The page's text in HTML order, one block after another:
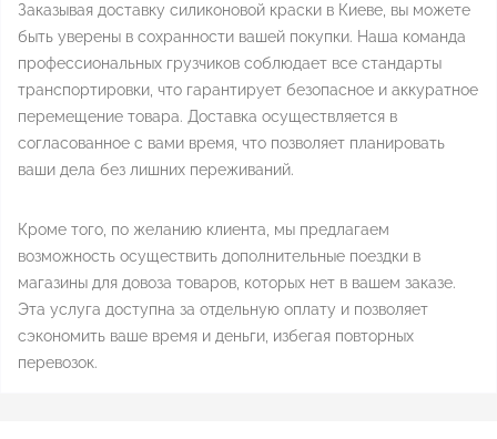
Заказывая доставку силиконовой краски в Киеве, вы можете
быть уверены в сохранности вашей покупки. Наша команда
профессиональных грузчиков соблюдает все стандарты
транспортировки, что гарантирует безопасное и аккуратное
перемещение товара. Доставка осуществляется в
согласованное с вами время, что позволяет планировать
ваши дела без лишних переживаний.
Кроме того, по желанию клиента, мы предлагаем
возможность осуществить дополнительные поездки в
магазины для довоза товаров, которых нет в вашем заказе.
Эта услуга доступна за отдельную оплату и позволяет
сэкономить ваше время и деньги, избегая повторных
перевозок.